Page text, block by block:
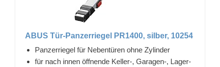
ABUS Tür-Panzerriegel PR1400, silber, 10254
Panzerriegel für Nebentüren ohne Zylinder
für nach innen öffnende Keller-, Garagen-, Lager-